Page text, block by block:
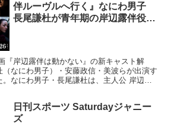
伴ルーヴルへ行く』なにわ男子
長尾謙杜が青年期の岸辺露伴役で
『岸辺露伴は動かない』の新キャスト解
なにわ男子）・安藤政信・美波らが出演す
なにわ男子・長尾謙杜は、主人公 岸辺露
日刊スポーツ Saturdayジャニー
ズ